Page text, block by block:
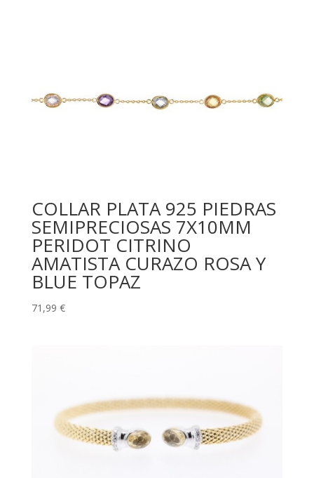
COLLAR PLATA 925 PIEDRAS
SEMIPRECIOSAS 7X10MM
PERIDOT CITRINO
AMATISTA CURAZO ROSA Y
BLUE TOPAZ
71,99 €